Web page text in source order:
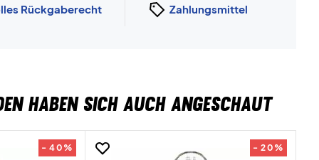
Rückgaberecht Zahlungsmittel
HABEN SICH AUCH ANGESCHAUT
- 40% - 20%